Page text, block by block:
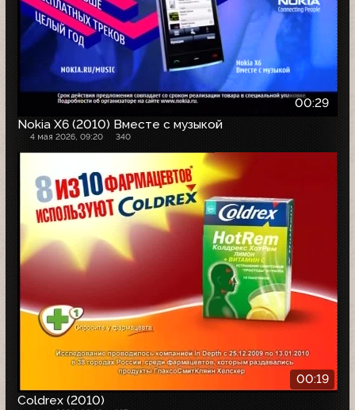
00:29
Nokia X6 (2010) Вместе с музыкой
4 мая 2026, 09:20 340
00:19
Coldrex (2010)